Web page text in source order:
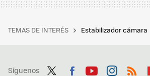
TEMAS DE INTERÉS Estabilizador cámara
Síguenos